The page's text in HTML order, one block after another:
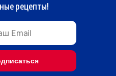
рецепты!